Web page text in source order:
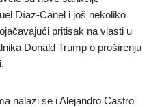
Díaz-Canel i još nekoliko
pritisak na vlasti u
Donald Trump o proširenju
nalazi se i Alejandro Castro